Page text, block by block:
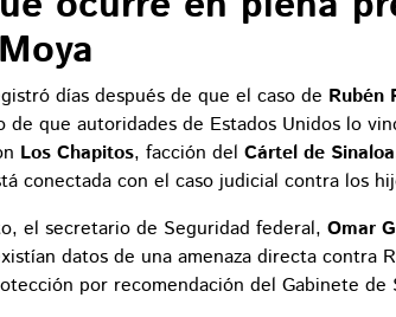
días después de que el caso de Rubén
de que autoridades de Estados Unidos lo
Los Chapitos, facción del Cártel de Sinaloa
conectada con el caso judicial contra los
el secretario de Seguridad federal, Omar
datos de una amenaza directa contra
por recomendación del Gabinete de